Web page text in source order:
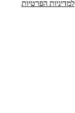
למדיניות הפרטיות